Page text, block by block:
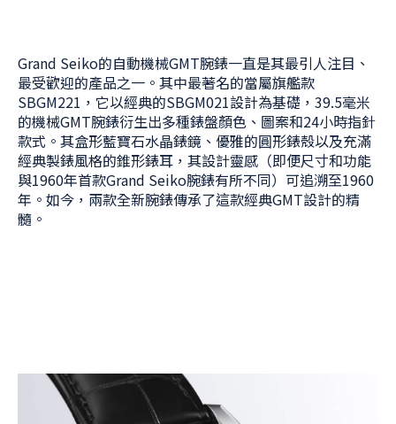
Grand Seiko的自動機械GMT腕錶一直是其最引人注目、
最受歡迎的產品之一。其中最著名的當屬旗艦款
SBGM221，它以經典的SBGM021設計為基礎，39.5毫米
的機械GMT腕錶衍生出多種錶盤顏色、圖案和24小時指針
款式。其盒形藍寶石水晶錶鏡、優雅的圓形錶殼以及充滿
經典製錶風格的錐形錶耳，其設計靈感（即便尺寸和功能
與1960年首款Grand Seiko腕錶有所不同）可追溯至1960
年。如今，兩款全新腕錶傳承了這款經典GMT設計的精
髓。